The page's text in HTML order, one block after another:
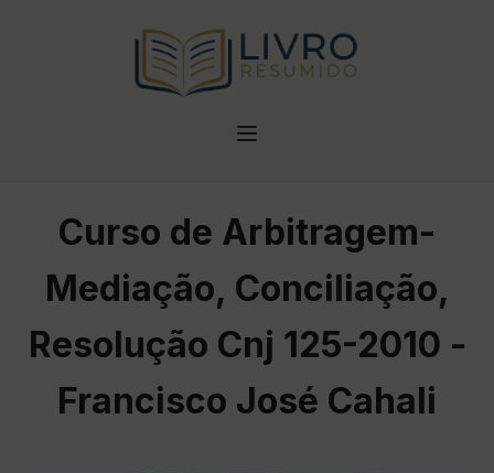
Curso de Arbitragem-
Mediação, Conciliação,
Resolução Cnj 125-2010 -
Francisco José Cahali